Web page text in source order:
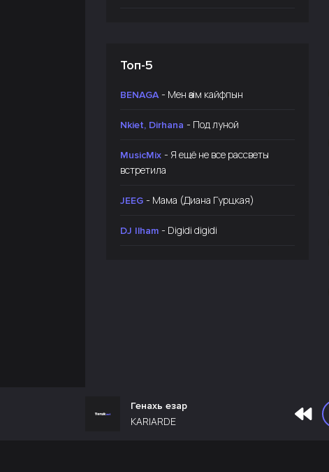
Топ-5
BENAGA - Мен өзім кайфпын
Nkiet, Dirhana - Под луной
MusicMix - Я ещё не все рассветы
встретила
JEEG - Мама (Диана Гурцкая)
DJ Ilham - Digidi digidi
Генахь езар
KARIARDE